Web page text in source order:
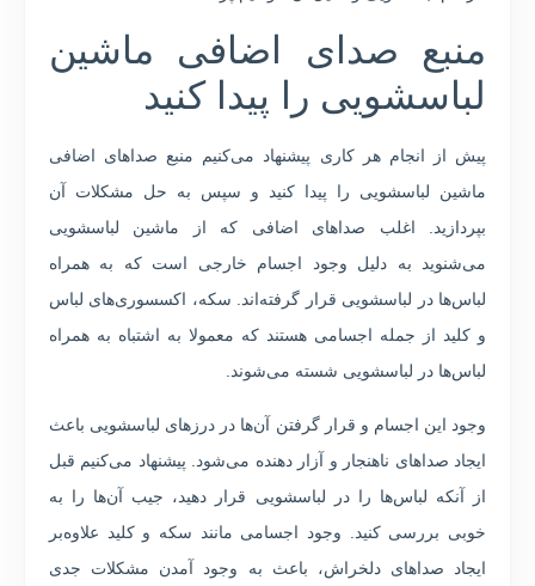
منبع صدای اضافی ماشین
لباسشویی را پیدا کنید
پیش از انجام هر کاری پیشنهاد می‌کنیم منبع صداهای اضافی
ماشین لباسشویی را پیدا کنید و سپس به حل مشکلات آن
بپردازید. اغلب صداهای اضافی که از ماشین لباسشویی
می‌شنوید به دلیل وجود اجسام خارجی است که به همراه
لباس‌ها در لباسشویی قرار گرفته‌اند. سکه، اکسسوری‌های لباس
و کلید از جمله اجسامی هستند که معمولا به اشتباه به همراه
لباس‌ها در لباسشویی شسته می‌شوند.
وجود این اجسام و قرار گرفتن آن‌ها در درزهای لباسشویی باعث
ایجاد صداهای ناهنجار و آزار دهنده می‌شود. پیشنهاد می‌کنیم قبل
از آنکه لباس‌ها را در لباسشویی قرار دهید، جیب آن‌ها را به
خوبی بررسی کنید. وجود اجسامی مانند سکه و کلید علاوه‌بر
ایجاد صداهای دلخراش، باعث به وجود آمدن مشکلات جدی